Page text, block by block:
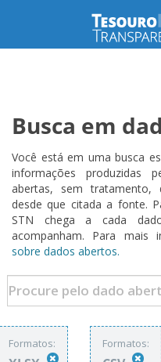
Busca em
Você está em uma busca
informações produzidas
abertas, sem tratamento,
desde que citada a fonte.
STN chega a cada
acompanham. Para mais
sobre dados abertos.
Formatos: Formatos: